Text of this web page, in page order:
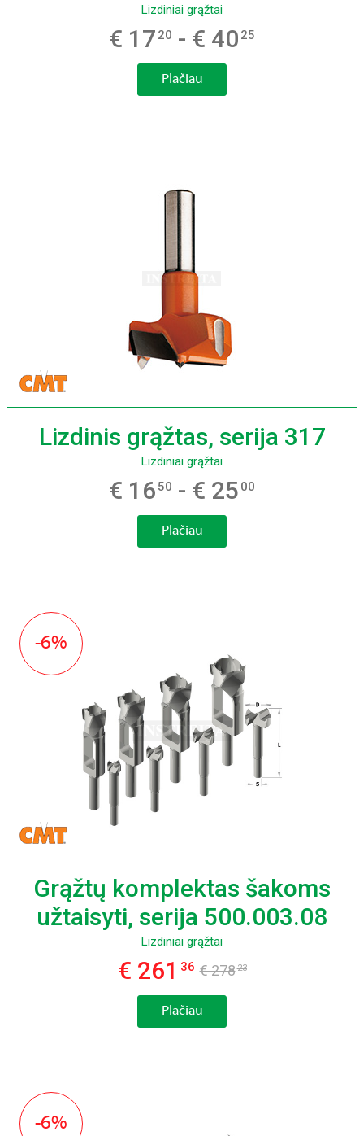
Lizdiniai grąžtai
€ 17 20 - € 40 25
Plačiau
Lizdinis grąžtas, serija 317
Lizdiniai grąžtai
€ 16 50 - € 25 00
Plačiau
-6%
Grąžtų komplektas šakoms
užtaisyti, serija 500.003.08
Lizdiniai grąžtai
€ 261 36 € 27823
Plačiau
-6%